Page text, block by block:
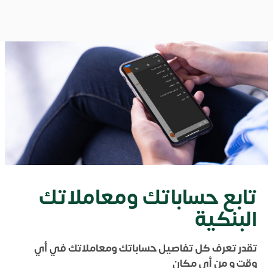
تابع حساباتك ومعاملاتك
البنكية
تقدر تعرف كل تفاصيل حساباتك ومعاملاتك في أي
وقت و من أي مكان